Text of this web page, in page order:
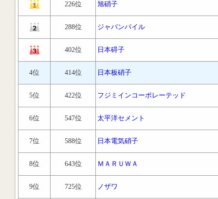
226位 旭硝子
288位 ジャパンパイル
402位 日本碍子
4位 414位 日本板硝子
5位 422位 フジミインコーポレーテッド
6位 547位 太平洋セメント
7位 588位 日本電気硝子
8位 643位 ＭＡＲＵＷＡ
9位 725位 ノザワ